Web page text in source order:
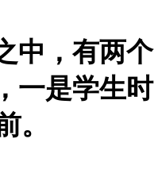
中，有两个
一是学生时
。